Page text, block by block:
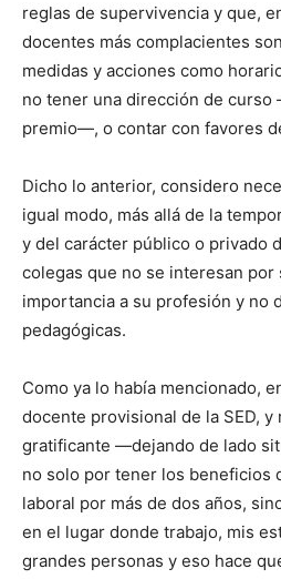
reglas de supervivencia y que,
docentes más complacientes
medidas y acciones como
no tener una dirección de
premio—, o contar con favores
Dicho lo anterior, considero
igual modo, más allá de la
y del carácter público o privado
colegas que no se interesan por
importancia a su profesión y no
pedagógicas.
Como ya lo había mencionado,
docente provisional de la SED,
gratificante —dejando de lado
no solo por tener los beneficios
laboral por más de dos años,
en el lugar donde trabajo, mis
grandes personas y eso hace